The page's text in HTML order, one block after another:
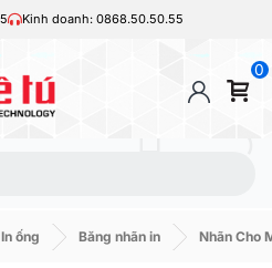
Kinh doanh: 0868.50.50.55
0
ống Băng nhãn in Nhãn Cho